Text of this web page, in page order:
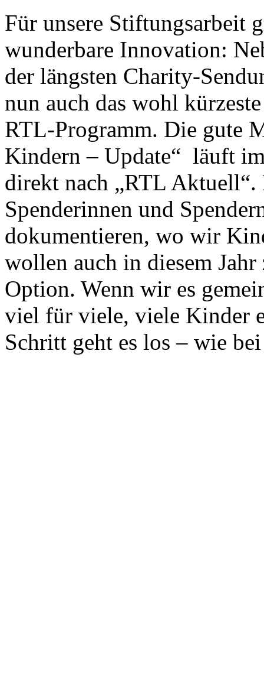
Für unsere Stiftungsarbeit
wunderbare Innovation:
der längsten Charity-
nun auch das wohl
RTL-Programm. Die gute
Kindern – Update“ läuft
direkt nach „RTL
Spenderinnen und
dokumentieren, wo wir
wollen auch in diesem
Option. Wenn wir es
viel für viele, viele Kinder
Schritt geht es los – wie